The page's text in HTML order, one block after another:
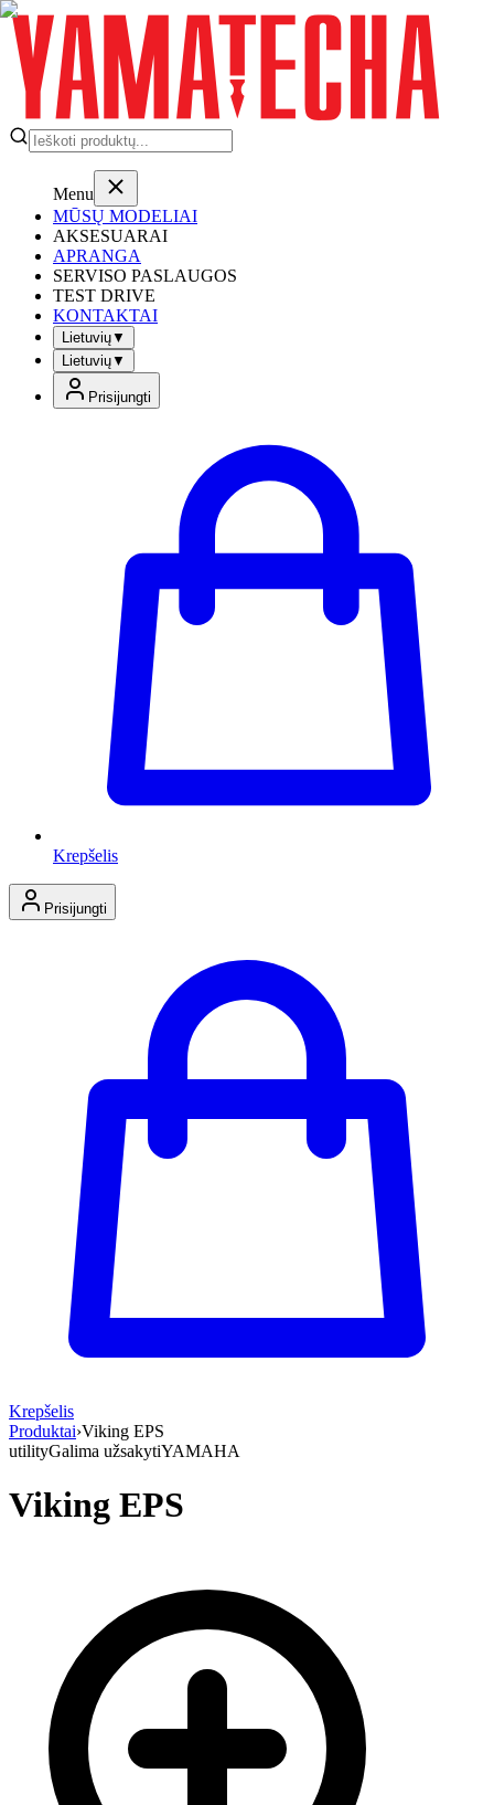
Menu
MŪSŲ MODELIAI
AKSESUARAI
APRANGA
SERVISO PASLAUGOS
TEST DRIVE
KONTAKTAI
Lietuvių▼
Lietuvių▼
Prisijungti
Krepšelis
Prisijungti
Krepšelis
Produktai›Viking EPS
utilityGalima užsakytiYAMAHA
Viking EPS